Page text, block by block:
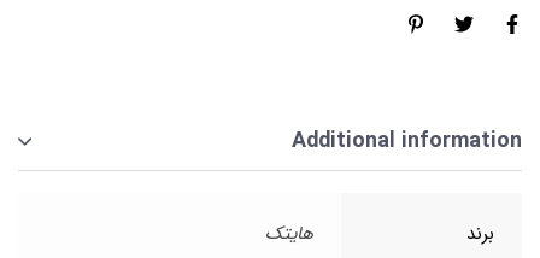
Additional information
برند هایتک